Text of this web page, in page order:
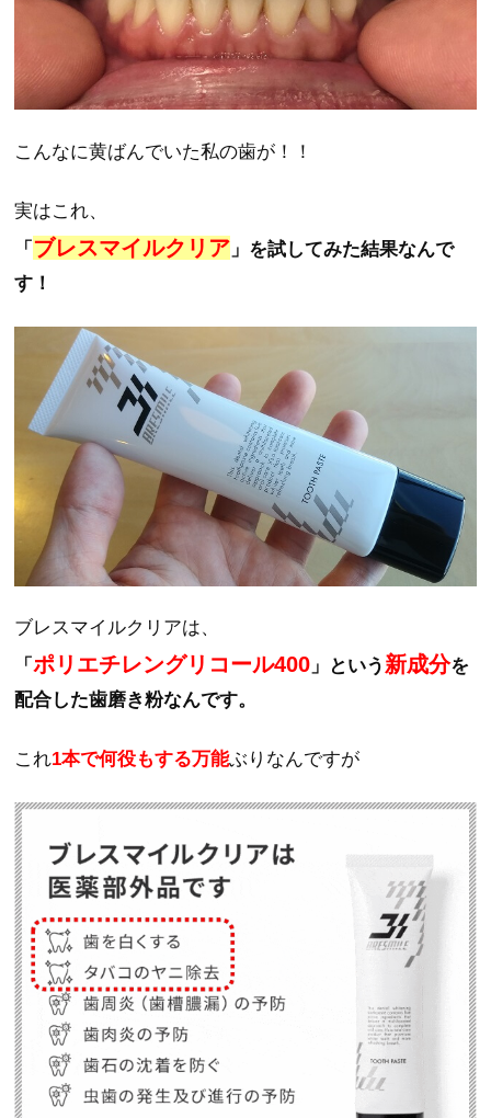
こんなに黄ばんでいた私の歯が！！
実はこれ、
「 ブレスマイルクリア 」を試してみた結果なんで
す！
ブレスマイルクリアは、
「ポリエチレングリコール400 」という新成分を
配合した歯磨き粉なんです。
これ1本で何役もする万能ぶりなんですが